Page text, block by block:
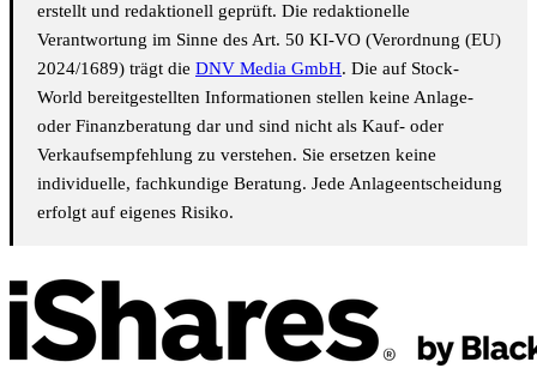
erstellt und redaktionell geprüft. Die redaktionelle
Verantwortung im Sinne des Art. 50 KI-VO (Verordnung (EU)
2024/1689) trägt die DNV Media GmbH. Die auf Stock-
World bereitgestellten Informationen stellen keine Anlage-
oder Finanzberatung dar und sind nicht als Kauf- oder
Verkaufsempfehlung zu verstehen. Sie ersetzen keine
individuelle, fachkundige Beratung. Jede Anlageentscheidung
erfolgt auf eigenes Risiko.